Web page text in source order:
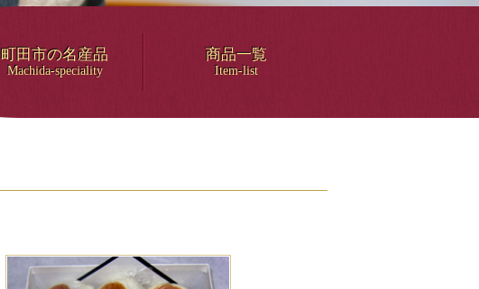
町田市の名産品
Machida-speciality
商品一覧
Item-list